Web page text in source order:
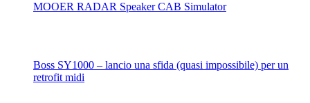
MOOER RADAR Speaker CAB Simulator
Boss SY1000 – lancio una sfida (quasi impossibile) per un
retrofit midi